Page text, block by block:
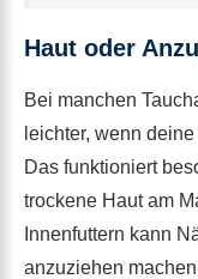
Haut oder
Bei manchen
leichter, wenn
Das funktioniert
trockene Haut am
Innenfuttern kann
anzuziehen